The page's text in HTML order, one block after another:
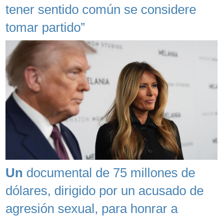
tener sentido común se considere
tomar partido”
Un documental de 75 millones de
dólares, dirigido por un acusado de
agresión sexual, para honrar a